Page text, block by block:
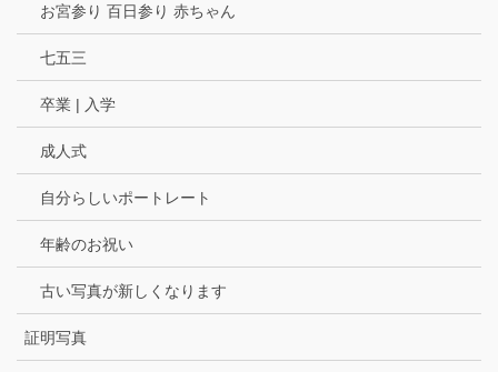
お宮参り 百日参り 赤ちゃん
七五三
卒業 | 入学
成人式
自分らしいポートレート
年齢のお祝い
古い写真が新しくなります
証明写真